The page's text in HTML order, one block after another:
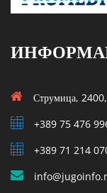
Струмица,
+389 75 476
+389 71 214